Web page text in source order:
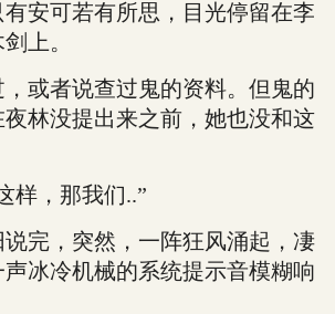
可若有所思，目光停留在李
上。
者说查过鬼的资料。但鬼的
林没提出来之前，她也没和这
，那我们..”
，突然，一阵狂风涌起，凄
冰冷机械的系统提示音模糊响